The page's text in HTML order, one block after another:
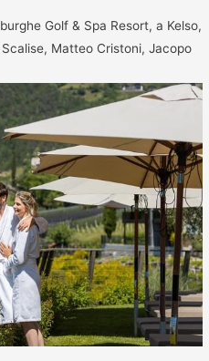
Golf & Spa Resort, a Kelso,
Matteo Cristoni, Jacopo